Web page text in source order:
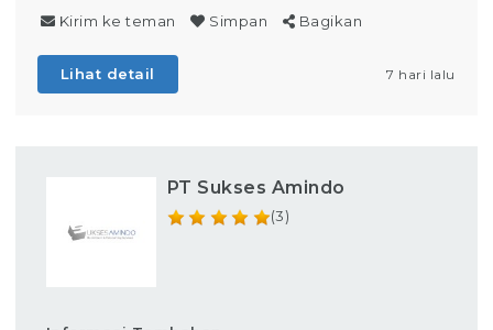
Kirim ke teman Simpan Bagikan
Lihat detail 7 hari lalu
PT Sukses Amindo
(3)